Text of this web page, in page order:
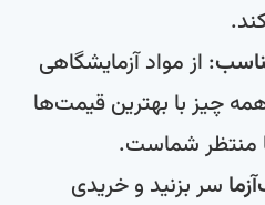
: از مواد آزمایشگاهی
چیز با بهترین قیمت‌ها
منتظر شماست.
سر بزنید و خریدی